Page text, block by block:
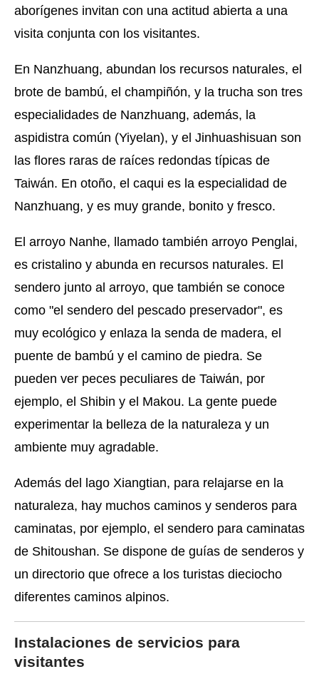
aborígenes invitan con una actitud abierta a una
visita conjunta con los visitantes.
En Nanzhuang, abundan los recursos naturales, el
brote de bambú, el champiñón, y la trucha son tres
especialidades de Nanzhuang, además, la
aspidistra común (Yiyelan), y el Jinhuashisuan son
las flores raras de raíces redondas típicas de
Taiwán. En otoño, el caqui es la especialidad de
Nanzhuang, y es muy grande, bonito y fresco.
El arroyo Nanhe, llamado también arroyo Penglai,
es cristalino y abunda en recursos naturales. El
sendero junto al arroyo, que también se conoce
como "el sendero del pescado preservador", es
muy ecológico y enlaza la senda de madera, el
puente de bambú y el camino de piedra. Se
pueden ver peces peculiares de Taiwán, por
ejemplo, el Shibin y el Makou. La gente puede
experimentar la belleza de la naturaleza y un
ambiente muy agradable.
Además del lago Xiangtian, para relajarse en la
naturaleza, hay muchos caminos y senderos para
caminatas, por ejemplo, el sendero para caminatas
de Shitoushan. Se dispone de guías de senderos y
un directorio que ofrece a los turistas dieciocho
diferentes caminos alpinos.
Instalaciones de servicios para
visitantes